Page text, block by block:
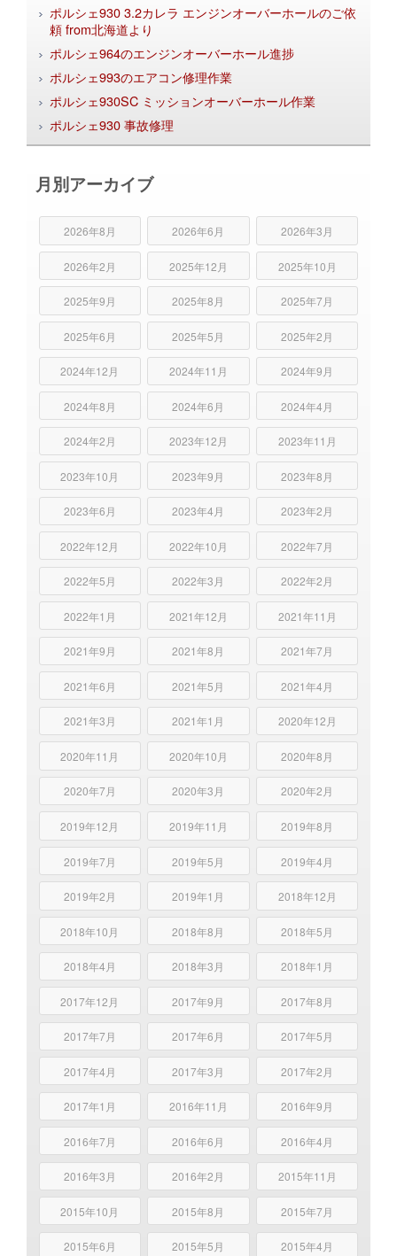
ポルシェ930 3.2カレラ エンジンオーバーホールのご依
頼 from北海道より
ポルシェ964のエンジンオーバーホール進捗
ポルシェ993のエアコン修理作業
ポルシェ930SC ミッションオーバーホール作業
ポルシェ930 事故修理
月別アーカイブ
2026年8月 2026年6月 2026年3月
2026年2月 2025年12月 2025年10月
2025年9月 2025年8月 2025年7月
2025年6月 2025年5月 2025年2月
2024年12月 2024年11月 2024年9月
2024年8月 2024年6月 2024年4月
2024年2月 2023年12月 2023年11月
2023年10月 2023年9月 2023年8月
2023年6月 2023年4月 2023年2月
2022年12月 2022年10月 2022年7月
2022年5月 2022年3月 2022年2月
2022年1月 2021年12月 2021年11月
2021年9月 2021年8月 2021年7月
2021年6月 2021年5月 2021年4月
2021年3月 2021年1月 2020年12月
2020年11月 2020年10月 2020年8月
2020年7月 2020年3月 2020年2月
2019年12月 2019年11月 2019年8月
2019年7月 2019年5月 2019年4月
2019年2月 2019年1月 2018年12月
2018年10月 2018年8月 2018年5月
2018年4月 2018年3月 2018年1月
2017年12月 2017年9月 2017年8月
2017年7月 2017年6月 2017年5月
2017年4月 2017年3月 2017年2月
2017年1月 2016年11月 2016年9月
2016年7月 2016年6月 2016年4月
2016年3月 2016年2月 2015年11月
2015年10月 2015年8月 2015年7月
2015年6月 2015年5月 2015年4月